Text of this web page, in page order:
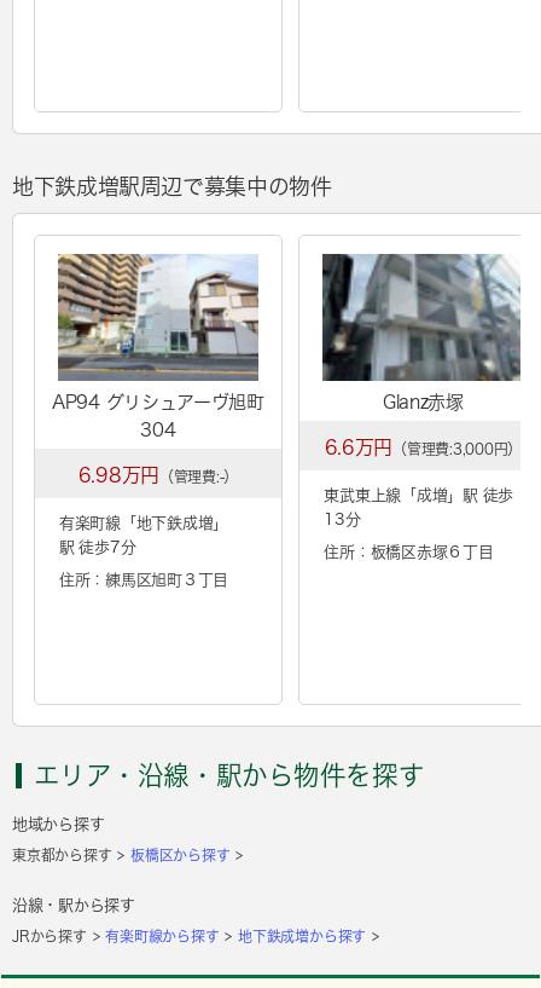
地下鉄成増駅周辺で募集中の物件
AP94 グリシュアーヴ旭町
304
6.98万円 （管理費:-）
有楽町線「 地下鉄成増 」
駅 徒歩7分
住所：練馬区旭町３丁目
Glanz赤塚
6.6万円 （管理費:3,000円）
東武東上線「 成増 」駅 徒歩
13分
住所：板橋区赤塚６丁目
エリア・沿線・駅から物件を探す
地域から探す
東京都から探す 板橋区から探す
沿線・駅から探す
JRから探す 有楽町線から探す 地下鉄成増から探す